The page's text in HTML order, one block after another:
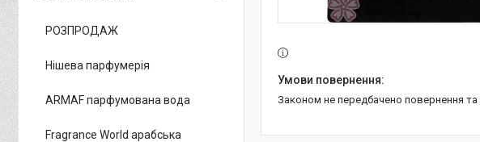
Законом не передбачено повернення
РОЗПРОДАЖ
Нішева парфумерія
ARMAF парфумована вода
Fragrance World арабська